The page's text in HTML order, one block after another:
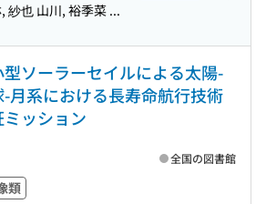
紗也 山川, 裕季菜 ...
ソーラーセイルによる太陽-
月系における長寿命航行技術
ミッション
類
全国の図書館